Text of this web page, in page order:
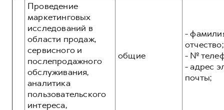
Проведение
маркетинговых
исследований в
области продаж,
сервисного и
послепродажного
обслуживания,
аналитика
пользовательского
интереса,
общие
-
отчество;
- №
- адрес
почты;